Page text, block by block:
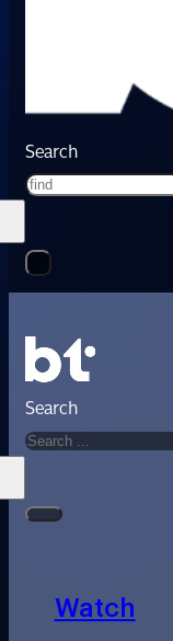
Search
Search
Watch